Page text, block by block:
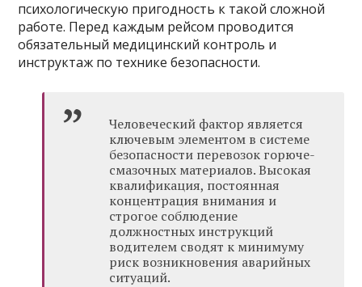
психологическую пригодность к такой сложной
работе. Перед каждым рейсом проводится
обязательный медицинский контроль и
инструктаж по технике безопасности.
Человеческий фактор является
ключевым элементом в системе
безопасности перевозок горюче-
смазочных материалов. Высокая
квалификация, постоянная
концентрация внимания и
строгое соблюдение
должностных инструкций
водителем сводят к минимуму
риск возникновения аварийных
ситуаций.